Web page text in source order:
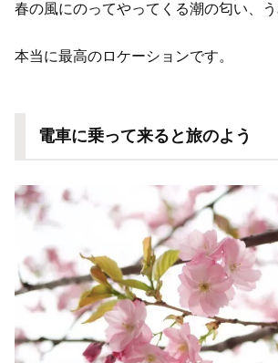
春の風にのってやってくる潮の匂い、う
本当に最高のロケーションです。
電車に乗って来ると旅のよう